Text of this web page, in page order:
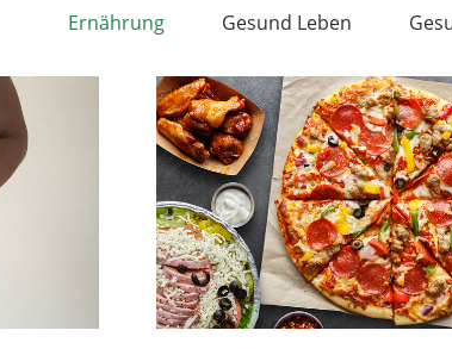
Ernährung Gesund Leben